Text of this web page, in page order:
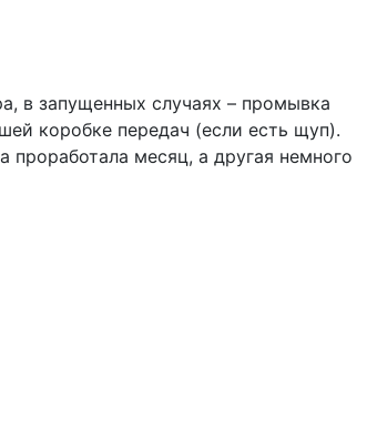
в запущенных случаях – промывка
коробке передач (если есть щуп).
месяц, а другая немного